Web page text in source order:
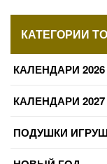
КАТЕГОРИИ
КАЛЕНДАРИ
КАЛЕНДАРИ
ПОДУШКИ